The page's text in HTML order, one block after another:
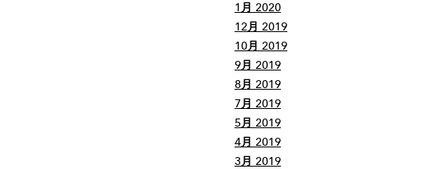
1月 2020
12月 2019
10月 2019
9月 2019
8月 2019
7月 2019
5月 2019
4月 2019
3月 2019